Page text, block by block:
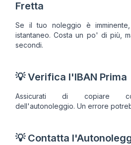
Fretta
Se il tuo noleggio è
istantaneo. Costa un po' di più,
secondi.
💡 Verifica l'IBAN Prima
Assicurati di copiare
dell'autonoleggio. Un errore
💡 Contatta